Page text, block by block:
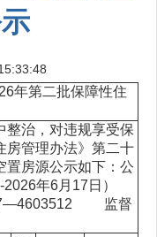
障性住
，对违规享受保
房管理办法》第二十
置房源公示如下：公
年6月17日）
监督